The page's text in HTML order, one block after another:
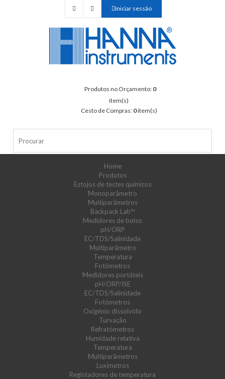
Iniciar sessão
Produtos no Orçamento: 0
item(s)
Cesto de Compras: 0item(s)
Home
Produtos
Estojos de testes químicos
Monoparâmetro
Multiparâmetros
Backpack Lab™
Medidores de bolso
pH/ORP
EC/TDS/Salinidade
Multiparâmetro
Temperatura
Fotómetros
Medidores portáteis
pH/ORP/ISE
EC/TDS/Salinidade
Fotómetros
Oxigénio dissolvido
Turvação
Refratómetros
Humidade relativa
Temperatura
Multiparâmetros
Luxímetros
Registadores de temperatura